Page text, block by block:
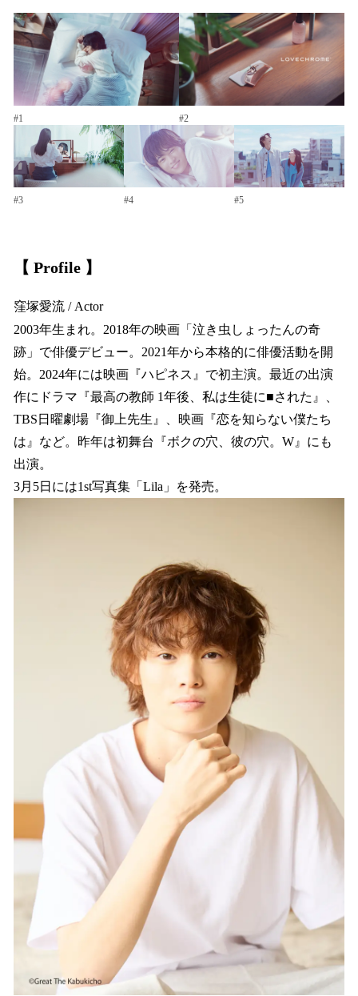
#1 #2
#3 #4 #5
【 Profile 】
窪塚愛流 / Actor
2003年生まれ。2018年の映画「泣き虫しょったんの奇
跡」で俳優デビュー。2021年から本格的に俳優活動を開
始。2024年には映画『ハピネス』で初主演。最近の出演
作にドラマ『最高の教師 1年後、私は生徒に■された』、
TBS日曜劇場『御上先生』、映画『恋を知らない僕たち
は』など。昨年は初舞台『ボクの穴、彼の穴。W』にも
出演。
3月5日には1st写真集「Lila」を発売。